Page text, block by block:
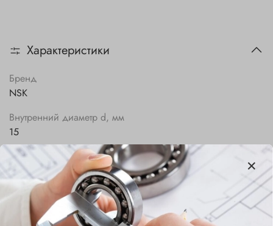
Характеристики
Бренд
NSK
Внутренний диаметр d, мм
15
Наружный диаметр D, мм
Ширина B, мм